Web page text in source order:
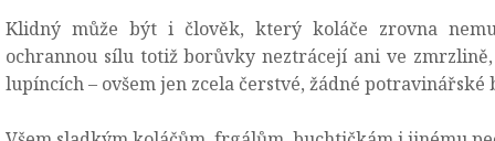
Klidný může být i člověk, který koláče zrovna
ochrannou sílu totiž borůvky neztrácejí ani ve
lupíncích – ovšem jen zcela čerstvé, žádné potravinářské